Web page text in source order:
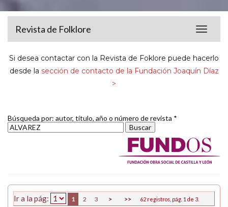
Toggle
Revista de Folklore
Si desea contactar con la Revista de Foklore puede hacerlo
desde la sección de contacto de la Fundación Joaquín Díaz
>
Búsqueda por: autor, título, año o número de revista *
Ir a la pág: 1 2 3 > >> 62 registros, pág. 1 de 3.